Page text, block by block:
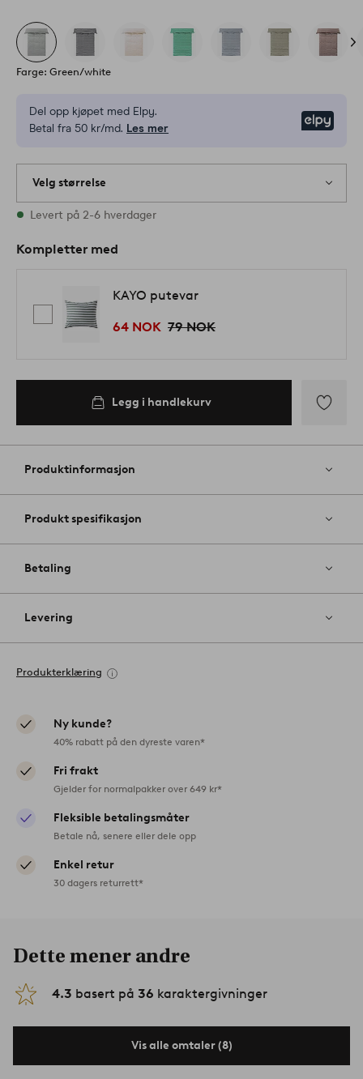
Farge: Green/white
Del opp kjøpet med Elpy.
Betal fra 50 kr/md. Les mer
Velg størrelse
Alle størrelser finnes på lager
Levert på 2-6 hverdager
Kompletter med
KAYO putevar
64 NOK 79 NOK
Legg i handlekurv
til
Produktinformasjon
Produkt spesifikasjon
Betaling
Levering
Produkterklæring
Ny kunde?
40% rabatt på den dyreste varen*
Fri frakt
Gjelder for normalpakker over 649 kr*
Fleksible betalingsmåter
Betale nå, senere eller dele opp
Enkel retur
30 dagers returrett*
Dette mener andre
4.3 basert på 36 karaktergivninger
Vis alle omtaler (8)